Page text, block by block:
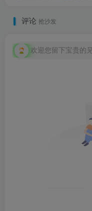
评论 抢沙发
欢迎您留下宝贵的